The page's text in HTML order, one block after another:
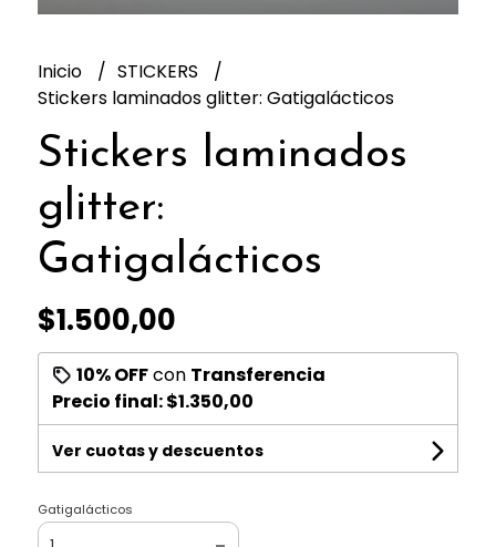
Inicio
STICKERS
Stickers laminados glitter: Gatigalácticos
Stickers laminados
glitter:
Gatigalácticos
$1.500,00
10% OFFcon Transferencia
Precio final:$1.350,00
Ver cuotas y descuentos
Gatigalácticos